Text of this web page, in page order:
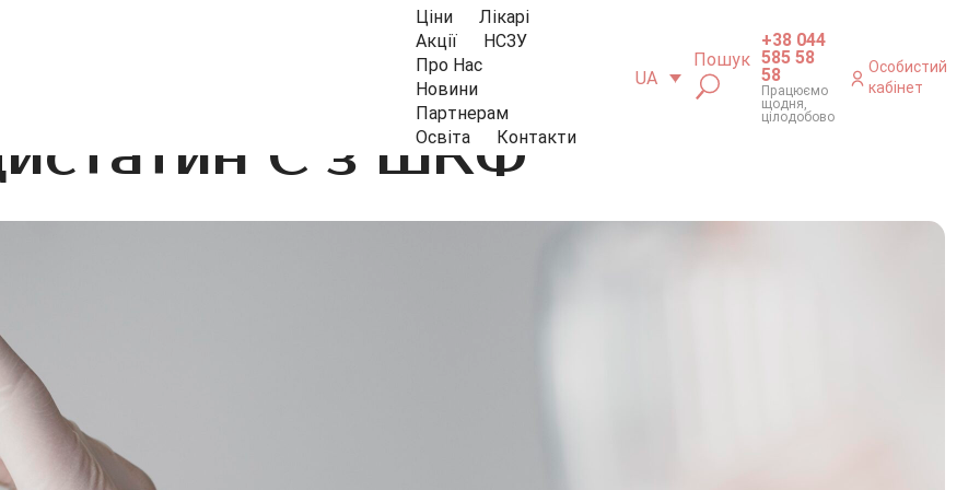
Ціни
Лікарі
Акції
НСЗУ
Про Нас
Новини
Партнерам
Освіта
Контакти
UA
Пошук
+38 044
585 58
58
Працюємо
щодня,
цілодобово
Особистий
кабінет
С з ШКФ